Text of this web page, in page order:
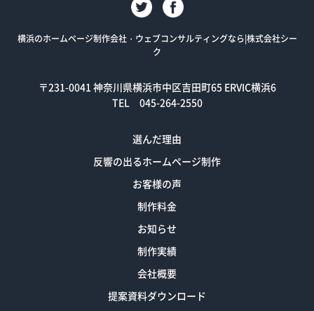
横浜のホームページ制作会社・ウェブコンサルティングなら|株式会社シー
ク
〒231-0041 神奈川県横浜市中区吉田町65 ERVIC横浜6
TEL 045-264-2550
選んだ理由
反響の出るホームページ制作
お客様の声
制作料金
お知らせ
制作実績
会社概要
提案資料ダウンロード